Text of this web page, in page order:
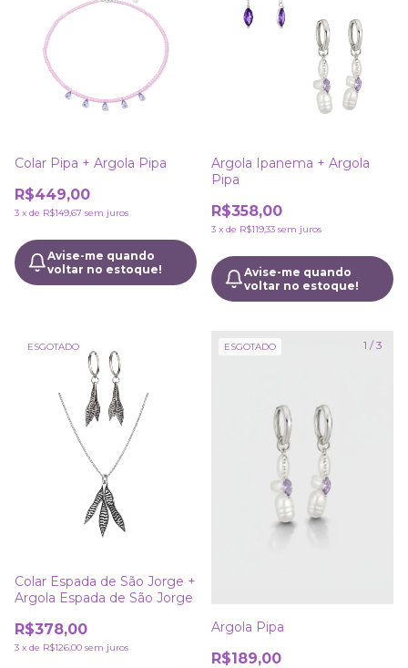
Colar Pipa + Argola Pipa
R$449,00
3 x de R$149,67 sem juros
Avise-me quando
voltar no estoque!
Argola Ipanema + Argola
Pipa
R$358,00
3 x de R$119,33 sem juros
Avise-me quando
voltar no estoque!
ESGOTADO
Colar Espada de São Jorge +
Argola Espada de São Jorge
R$378,00
3 x de R$126,00 sem juros
1 /3
ESGOTADO
Argola Pipa
R$189,00